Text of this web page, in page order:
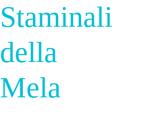
Staminali
della
Mela